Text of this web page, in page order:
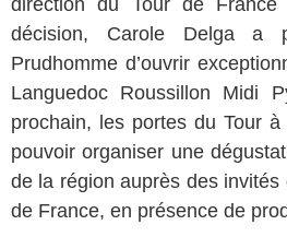
direction du Tour de
décision, Carole Delga a
Prudhomme d’ouvrir
Languedoc Roussillon Midi
prochain, les portes du Tour
pouvoir organiser une
de la région auprès des invités
de France, en présence de